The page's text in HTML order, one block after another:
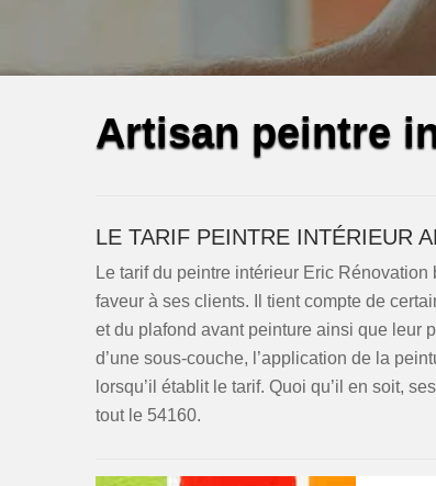
Artisan peintre
LE TARIF PEINTRE INTÉRIEUR
Le tarif du peintre intérieur Eric
faveur à ses clients. Il tient compte de
et du plafond avant peinture ainsi que leur
d’une sous-couche, l’application de la
lorsqu’il établit le tarif. Quoi qu’il en soit,
tout le 54160.